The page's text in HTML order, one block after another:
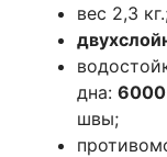
вес 2,3
дна: 6000
швы;